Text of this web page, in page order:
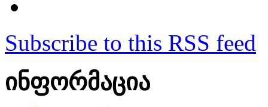
Subscribe to this RSS feed
ინფორმაცია